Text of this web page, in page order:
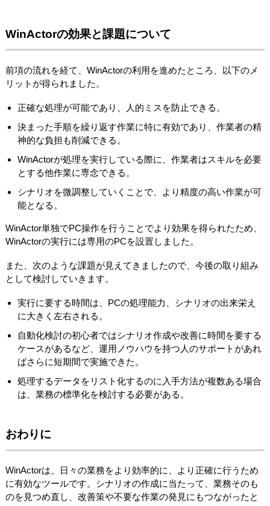
WinActorの効果と課題について
前項の流れを経て、WinActorの利用を進めたところ、以下のメ
リットが得られました。
正確な処理が可能であり、人的ミスを防止できる。
決まった手順を繰り返す作業に特に有効であり、作業者の精
神的な負担も削減できる。
WinActorが処理を実行している際に、作業者はスキルを必要
とする他作業に専念できる。
シナリオを微調整していくことで、より精度の高い作業が可
能となる。
WinActor単独でPC操作を行うことでより効果を得られたため、
WinActorの実行には専用のPCを設置しました。
また、次のような課題が見えてきましたので、今後の取り組み
として検討していきます。
実行に要する時間は、PCの処理能力、シナリオの出来栄え
に大きく左右される。
自動化検討の初心者ではシナリオ作成や改善に時間を要する
ケースがあるなど、運用ノウハウを持つ人のサポートがあれ
ばさらに短期間で実施できた。
処理するデータをリスト化するのに入手方法が複数ある場合
は、業務の標準化を検討する必要がある。
おわりに
WinActorは、日々の業務をより効率的に、より正確に行うため
に有効なツールです。シナリオの作成に当たって、業務そのも
のを見つめ直し、改善策や不要な作業の発見にもつながったと